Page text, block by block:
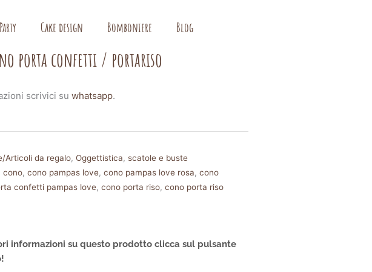
Party Cake design Bomboniere Blog
porta confetti / portariso
scrivici suwhatsapp.
Articoli da regalo,Oggettistica,scatole e buste
,cono,cono pampas love,cono pampas love rosa,cono
confetti pampas love,cono porta riso,cono porta riso
informazioni su questo prodotto clicca sul pulsante